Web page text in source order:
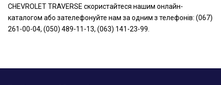
CHEVROLET TRAVERSE скористайтеся нашим онлайн-
каталогом або зателефонуйте нам за одним з телефонів: (067)
261-00-04, (050) 489-11-13, (063) 141-23-99.